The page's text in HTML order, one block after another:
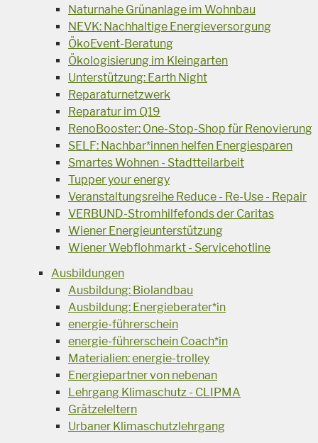
Naturnahe Grünanlage im Wohnbau
NEVK: Nachhaltige Energieversorgung
ÖkoEvent-Beratung
Ökologisierung im Kleingarten
Unterstützung: Earth Night
Reparaturnetzwerk
Reparatur im Q19
RenoBooster: One-Stop-Shop für Renovierung
SELF: Nachbar*innen helfen Energiesparen
Smartes Wohnen - Stadtteilarbeit
Tupper your energy
Veranstaltungsreihe Reduce - Re-Use - Repair
VERBUND-Stromhilfefonds der Caritas
Wiener Energieunterstützung
Wiener Webflohmarkt - Servicehotline
Ausbildungen
Ausbildung: Biolandbau
Ausbildung: Energieberater*in
energie-führerschein
energie-führerschein Coach*in
Materialien: energie-trolley
Energiepartner von nebenan
Lehrgang Klimaschutz - CLIPMA
Grätzeleltern
Urbaner Klimaschutzlehrgang